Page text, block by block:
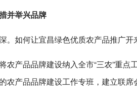
并举兴品牌
。如何让宜昌绿色优质农产品推广
农产品品牌建设纳入全市“三农”重点
农产品品牌建设工作专班，建立联席